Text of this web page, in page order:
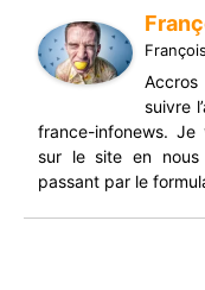
suivre
france-infonews.
sur le site en nous
passant par le